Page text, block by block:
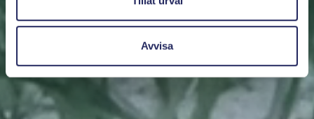
Avvisa